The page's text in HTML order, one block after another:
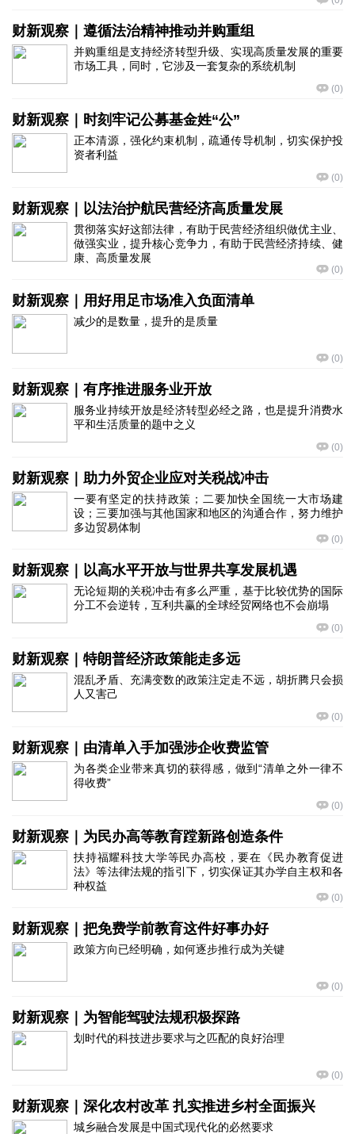
财新观察｜遵循法治精神推动并购重组
并购重组是支持经济转型升级、实现高质量发展的重要
市场工具，同时，它涉及一套复杂的系统机制
(0)
财新观察｜时刻牢记公募基金姓“公”
正本清源，强化约束机制，疏通传导机制，切实保护投
资者利益
(0)
财新观察｜以法治护航民营经济高质量发展
贯彻落实好这部法律，有助于民营经济组织做优主业、
做强实业，提升核心竞争力，有助于民营经济持续、健
康、高质量发展
(0)
财新观察｜用好用足市场准入负面清单
减少的是数量，提升的是质量
(0)
财新观察｜有序推进服务业开放
服务业持续开放是经济转型必经之路，也是提升消费水
平和生活质量的题中之义
(0)
财新观察｜助力外贸企业应对关税战冲击
一要有坚定的扶持政策；二要加快全国统一大市场建
设；三要加强与其他国家和地区的沟通合作，努力维护
多边贸易体制
(0)
财新观察｜以高水平开放与世界共享发展机遇
无论短期的关税冲击有多么严重，基于比较优势的国际
分工不会逆转，互利共赢的全球经贸网络也不会崩塌
(0)
财新观察｜特朗普经济政策能走多远
混乱矛盾、充满变数的政策注定走不远，胡折腾只会损
人又害己
(0)
财新观察｜由清单入手加强涉企收费监管
为各类企业带来真切的获得感，做到“清单之外一律不
得收费”
(0)
财新观察｜为民办高等教育蹚新路创造条件
扶持福耀科技大学等民办高校，要在《民办教育促进
法》等法律法规的指引下，切实保证其办学自主权和各
种权益
(0)
财新观察｜把免费学前教育这件好事办好
政策方向已经明确，如何逐步推行成为关键
(0)
财新观察｜为智能驾驶法规积极探路
划时代的科技进步要求与之匹配的良好治理
(0)
财新观察｜深化农村改革 扎实推进乡村全面振兴
城乡融合发展是中国式现代化的必然要求